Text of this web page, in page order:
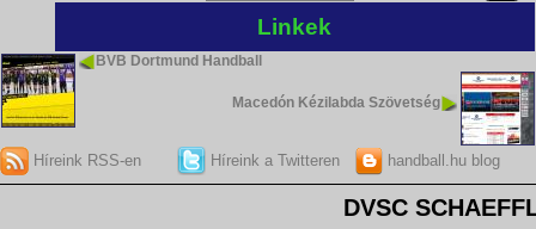
Linkek
BVB Dortmund Handball
Macedón Kézilabda Szövetség
Híreink RSS-en Híreink a Twitteren handball.hu blog
DVSC